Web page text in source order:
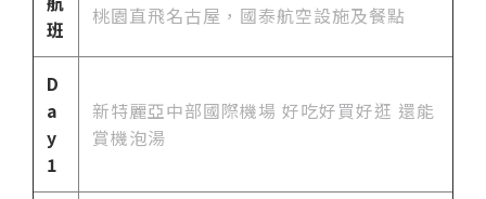
班
桃園直飛名古屋，國泰航空設施及餐點
D
a
y
1
新特麗亞中部國際機場 好吃好買好逛 還能
賞機泡湯